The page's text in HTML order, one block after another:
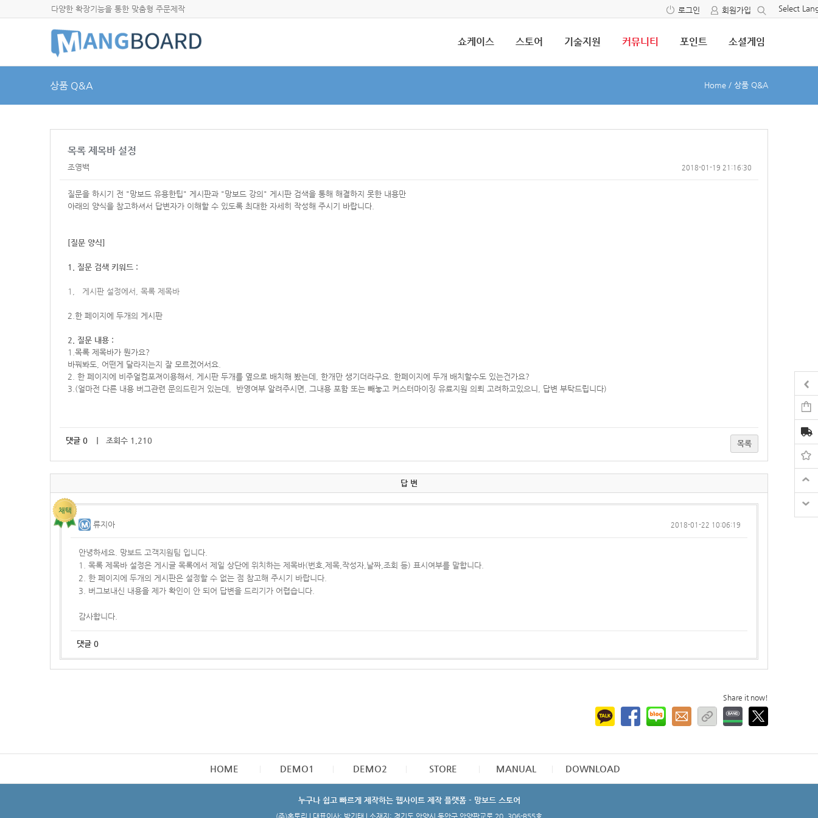
다양한 확장기능을 통한 맞춤형 주문제작 Select
로그인 회원가입
쇼케이스 스토어 기술지원 커뮤니티 포인트 소셜게임
상품 Q&A Home / 상품 Q&A
목록 제목바 설정
조영백 2018-01-19 21:16:30
질문을 하시기 전 "망보드 유용한팁" 게시판과 "망보드 강의" 게시판 검색을 통해 해결하지 못한 내용만
아래의 양식을 참고하셔서 답변자가 이해할 수 있도록 최대한 자세히 작성해 주시기 바랍니다.
[질문 양식]
1. 질문 검색 키워드 :
1, 게시판 설정에서, 목록 제목바
2.한 페이지에 두개의 게시판
2. 질문 내용 :
1.목록 제목바가 뭔가요?
바꿔봐도, 어떤게 달라지는지 잘 모르겠어서요.
2. 한 페이지에 비주얼컴포져이용해서, 게시판 두개를 옆으로 배치해 봤는데, 한개만 생기더라구요. 한페이지에 두개 배치할수도 있는건가요?
3.(얼마전 다른 내용 버그관련 문의드린거 있는데, 반영여부 알려주시면, 그내용 포함 또는 빼놓고 커스터마이징 유료지원 의뢰 고려하고있으니, 답변 부탁드립니다)
댓글 0 ｜ 조회수 1,210 목록
답 변
류지아 2018-01-22 10:06:19
안녕하세요. 망보드 고객지원팀 입니다.
1. 목록 제목바 설정은 게시글 목록에서 제일 상단에 위치하는 제목바(번호,제목,작성자,날짜,조회 등) 표시여부를 말합니다.
2. 한 페이지에 두개의 게시판은 설정할 수 없는 점 참고해 주시기 바랍니다.
3. 버그보내신 내용을 제가 확인이 안 되어 답변을 드리기가 어렵습니다.
감사합니다.
댓글 0
Share it now!
HOME DEMO1 DEMO2 STORE MANUAL DOWNLOAD
누구나 쉽고 빠르게 제작하는 웹사이트 제작 플랫폼 - 망보드 스토어
(주)홈토리 | 대표이사: 박기태 | 소재지: 경기도 안양시 동안구 안양판교로 20, 306-B55호